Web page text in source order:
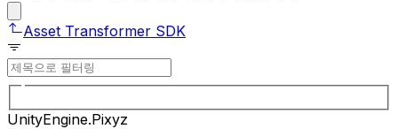
Asset Transformer SDK
UnityEngine.Pixyz